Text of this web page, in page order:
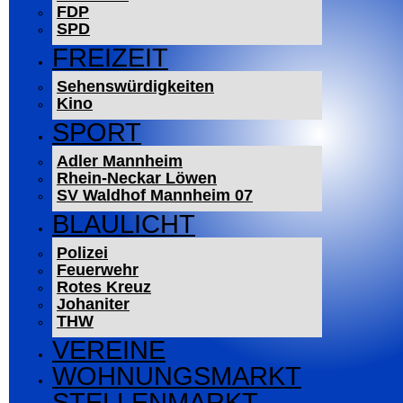
FDP
SPD
FREIZEIT
Sehenswürdigkeiten
Kino
SPORT
Adler Mannheim
Rhein-Neckar Löwen
SV Waldhof Mannheim 07
BLAULICHT
Polizei
Feuerwehr
Rotes Kreuz
Johaniter
THW
VEREINE
WOHNUNGSMARKT